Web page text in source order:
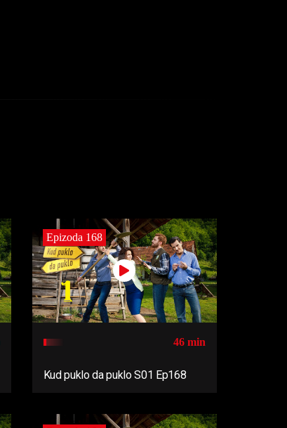
Epizoda 168
46 min
Kud puklo da puklo S01 Ep168